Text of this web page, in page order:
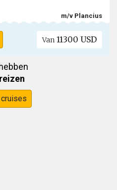
m/v Plancius
Van 11300 USD